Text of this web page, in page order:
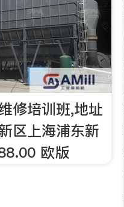
修培训班,地址
区上海浦东新
欧版